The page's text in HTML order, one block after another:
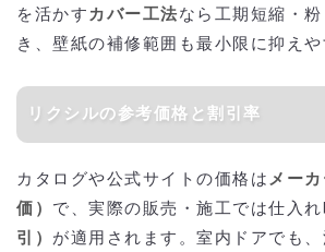
を活かす カバー工法 なら工期短縮・
き、壁紙の補修範囲も最小限に抑えや
リクシルの参考価格と割引率
カタログや公式サイトの価格は メー
価） で、実際の販売・施工では仕入れ
引） が適用されます。室内ドアでも